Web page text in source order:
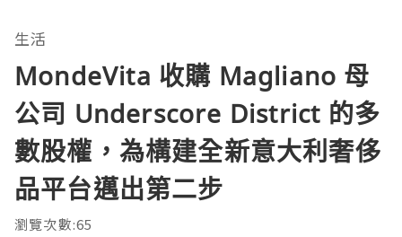
生活
MondeVita 收購 Magliano 母
公司 Underscore District 的多
數股權，為構建全新意大利奢侈
品平台邁出第二步
瀏覽次數:65